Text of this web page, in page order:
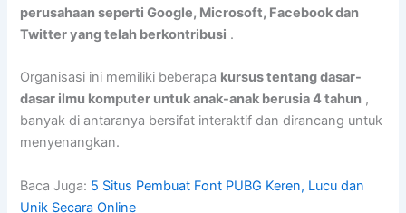
perusahaan seperti Google, Microsoft, Facebook dan
Twitter yang telah berkontribusi .
Organisasi ini memiliki beberapa kursus tentang dasar-
dasar ilmu komputer untuk anak-anak berusia 4 tahun ,
banyak di antaranya bersifat interaktif dan dirancang untuk
menyenangkan.
Baca Juga: 5 Situs Pembuat Font PUBG Keren, Lucu dan
Unik Secara Online